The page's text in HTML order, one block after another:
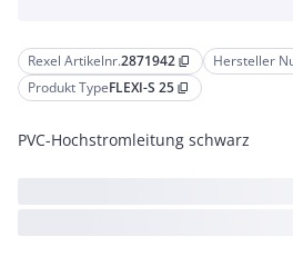
Rexel Artikelnr.2871942 content_copy Hersteller
Produkt TypeFLEXI-S 25 content_copy
PVC-Hochstromleitung schwarz